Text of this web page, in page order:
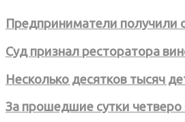
Предприниматели получили
Суд признал ресторатора
Несколько десятков тысяч
За прошедшие сутки